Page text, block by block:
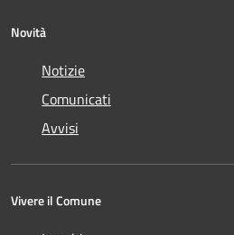
Novità
Notizie
Comunicati
Avvisi
Vivere il Comune